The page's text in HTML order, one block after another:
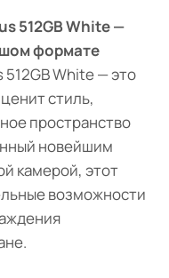
512GB White —
формате
White — это
стиль,
пространство
новейшим
камерой, этот
возможности